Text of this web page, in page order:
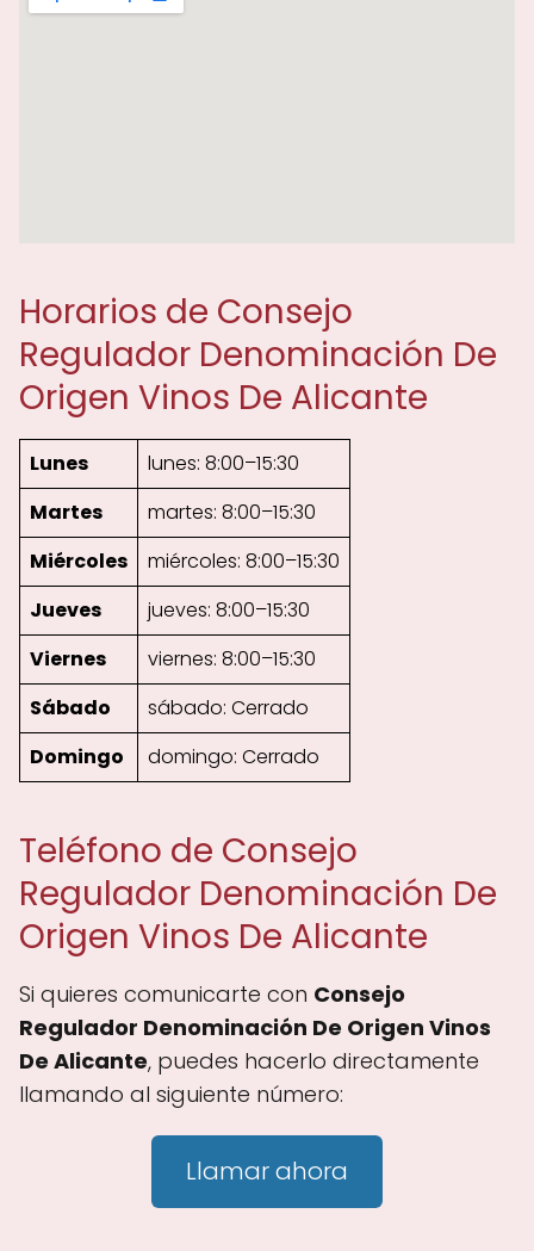
Horarios de Consejo
Regulador Denominación De
Origen Vinos De Alicante
Lunes
lunes: 8:00–15:30
Martes
martes: 8:00–15:30
Miércoles
miércoles: 8:00–15:30
Jueves
jueves: 8:00–15:30
Viernes
viernes: 8:00–15:30
Sábado
sábado: Cerrado
Domingo
domingo: Cerrado
Teléfono de Consejo
Regulador Denominación De
Origen Vinos De Alicante
Si quieres comunicarte con Consejo
Regulador Denominación De Origen Vinos
De Alicante, puedes hacerlo directamente
llamando al siguiente número:
Llamar ahora